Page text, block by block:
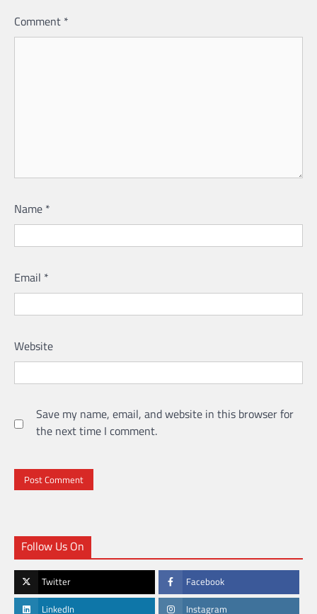
Comment *
Name *
Email *
Website
Save my name, email, and website in this browser for
the next time I comment.
Follow Us On
Twitter Facebook
LinkedIn Instagram